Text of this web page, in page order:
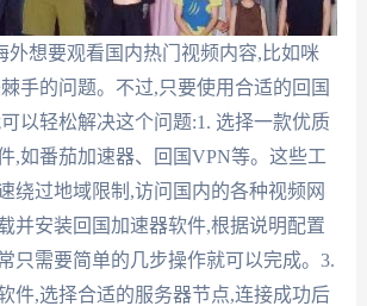
外想要观看国内热门视频内容,比如咪
手的问题。不过,只要使用合适的回国
以轻松解决这个问题:1. 选择一款优质
,如番茄加速器、回国VPN等。这些工
绕过地域限制,访问国内的各种视频网
并安装回国加速器软件,根据说明配置
只需要简单的几步操作就可以完成。3.
件,选择合适的服务器节点,连接成功后